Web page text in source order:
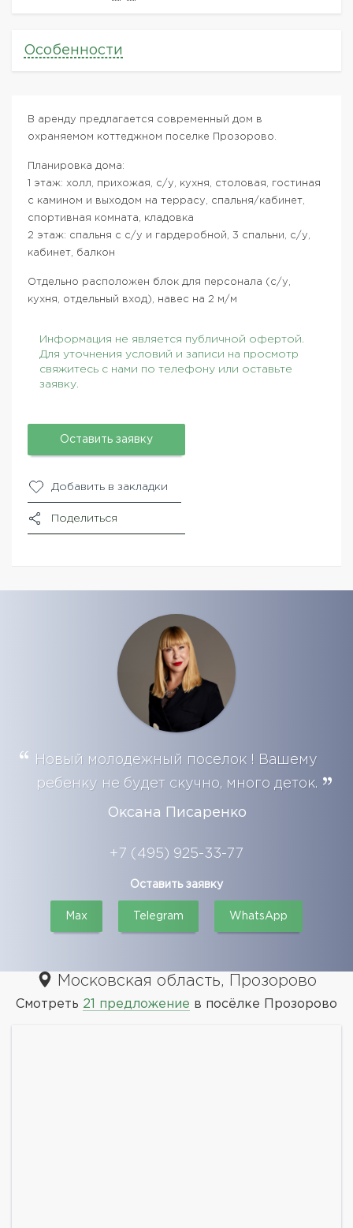
Особенности
В аренду предлагается современный дом в
охраняемом коттеджном поселке Прозорово.
Планировка дома:
1 этаж: холл, прихожая, с/у, кухня, столовая, гостиная
с камином и выходом на террасу, спальня/кабинет,
спортивная комната, кладовка
2 этаж: спальня с с/у и гардеробной, 3 спальни, с/у,
кабинет, балкон
Отдельно расположен блок для персонала (с/у,
кухня, отдельный вход), навес на 2 м/м
Информация не является публичной офертой.
Для уточнения условий и записи на просмотр
свяжитесь с нами по телефону или оставьте
заявку.
Оставить заявку
Добавить в закладки
Поделиться
Новый молодежный поселок ! Вашему
ребенку не будет скучно, много деток.
Оксана Писаренко
+7 (495) 925-33-77
Оставить заявку
Max Telegram WhatsApp
Московская область, Прозорово
Смотреть 21 предложение в посёлке Прозорово